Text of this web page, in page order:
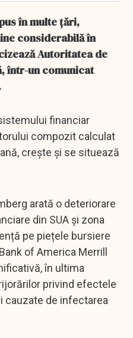
în multe țări,
considerabilă în
Autoritatea de
într-un comunicat
financiar
compozit calculat
crește și se situează
arată o deteriorare
din SUA și zona
pe piețele bursiere
of America Merrill
în ultima
privind efectele
cauzate de infectarea